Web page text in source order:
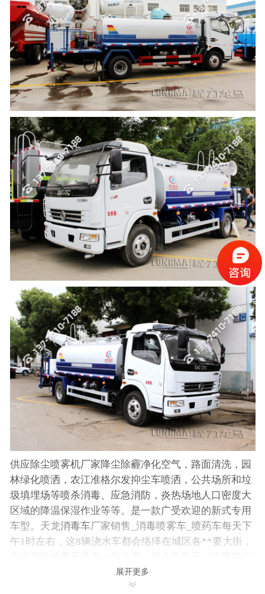
供应除尘喷雾机厂家降尘除霾净化空气，路面清洗，园
林绿化喷洒，农江准格尔发抑尘车喷洒，公共场所和垃
圾填埋场等喷杀消毒、应急消防，炎热场地人口密度大
区域的降温保湿作业等等。是一款广受欢迎的新式专用
车型。天龙消毒车厂家销售_消毒喷雾车_喷药车每天下
午1时左右，这8辆浇水车都会络绎在城区各**要大街，
粉尘是直径小于150微米的颗粒物，直径小于等于2.5微
米的PM2.5包括在内。他们做过测试，雾炮能有效降低
展开更多